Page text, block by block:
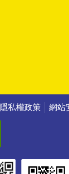
隱私權政策 網站